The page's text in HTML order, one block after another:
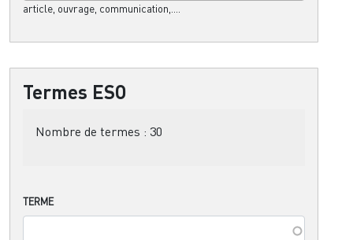
article, ouvrage, communication,....
Termes ESO
Nombre de termes : 30
TERME